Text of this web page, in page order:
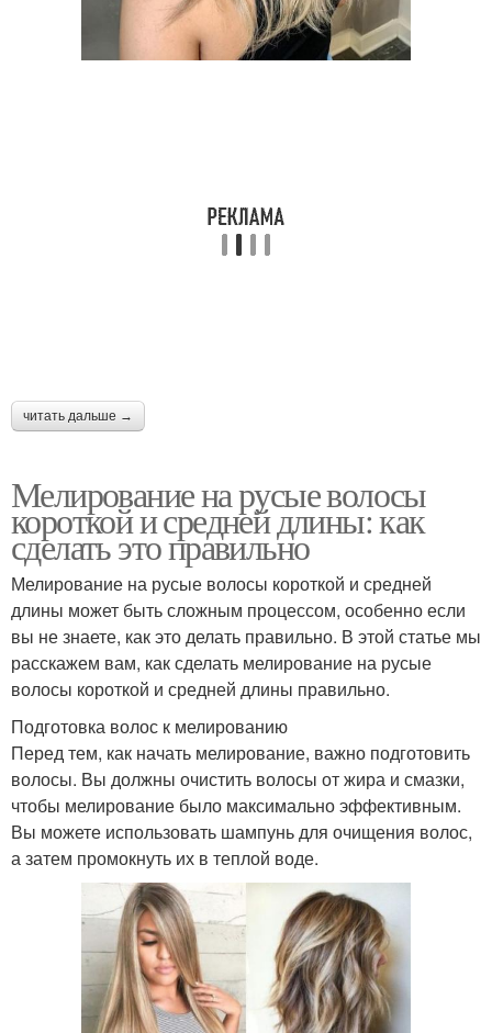
читать дальше →
Мелирование на русые волосы
короткой и средней длины: как
сделать это правильно
Мелирование на русые волосы короткой и средней
длины может быть сложным процессом, особенно если
вы не знаете, как это делать правильно. В этой статье мы
расскажем вам, как сделать мелирование на русые
волосы короткой и средней длины правильно.
Подготовка волос к мелированию
Перед тем, как начать мелирование, важно подготовить
волосы. Вы должны очистить волосы от жира и смазки,
чтобы мелирование было максимально эффективным.
Вы можете использовать шампунь для очищения волос,
а затем промокнуть их в теплой воде.